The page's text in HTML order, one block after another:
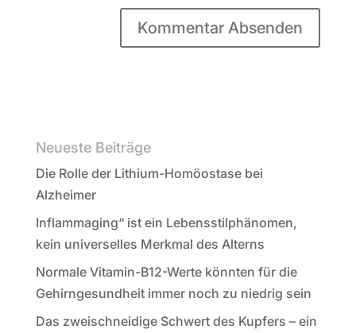
Neueste Beiträge
Die Rolle der Lithium-Homöostase bei
Alzheimer
Inflammaging“ ist ein Lebensstilphänomen,
kein universelles Merkmal des Alterns
Normale Vitamin-B12-Werte könnten für die
Gehirngesundheit immer noch zu niedrig sein
Das zweischneidige Schwert des Kupfers – ein